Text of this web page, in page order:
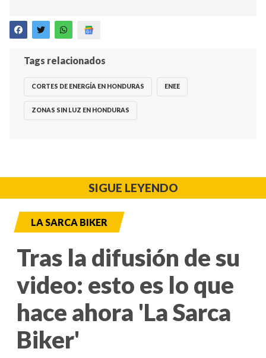
Tags relacionados
CORTES DE ENERGÍA EN HONDURAS ENEE
ZONAS SIN LUZ EN HONDURAS
SIGUE LEYENDO
LA SARCA BIKER
Tras la difusión de su
video: esto es lo que
hace ahora 'La Sarca
Biker'